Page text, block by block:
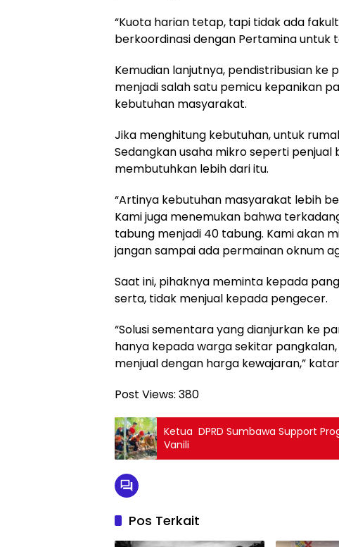
“Kuota harian tetap, tapi tidak ada
berkoordinasi dengan Pertamina untuk
Kemudian lanjutnya, pendistribusian ke
menjadi salah satu pemicu kepanikan
kebutuhan masyarakat.
Jika menghitung kebutuhan, untuk
Sedangkan usaha mikro seperti penjual
membutuhkan lebih dari itu.
“Artinya kebutuhan masyarakat lebih
Kami juga menemukan bahwa
tabung menjadi 40 tabung. Kami akan
jangan sampai ada permainan oknum
Saat ini, pihaknya meminta kepada
serta, tidak menjual kepada pengecer.
“Solusi sementara yang dianjurkan ke
hanya kepada warga sekitar
menjual dengan harga kewajaran,”
Post Views: 380
Ketua DPRD Sumbawa Support
Vanili
Pos Terkait